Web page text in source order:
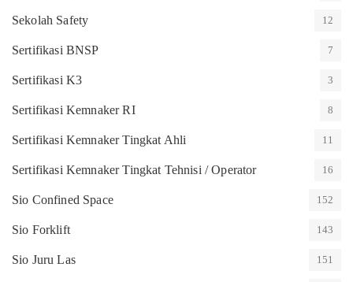
Sekolah Safety 12
Sertifikasi BNSP 7
Sertifikasi K3 3
Sertifikasi Kemnaker RI 8
Sertifikasi Kemnaker Tingkat Ahli 11
Sertifikasi Kemnaker Tingkat Tehnisi / Operator 16
Sio Confined Space 152
Sio Forklift 143
Sio Juru Las 151